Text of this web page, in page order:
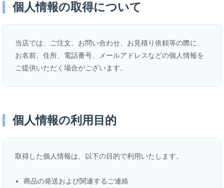
個人情報の取得について
当店では、ご注文、お問い合わせ、お見積り依頼等の際に、
お名前、住所、電話番号、メールアドレスなどの個人情報を
ご提供いただく場合がございます。
個人情報の利用目的
取得した個人情報は、以下の目的で利用いたします。
商品の発送および関連するご連絡